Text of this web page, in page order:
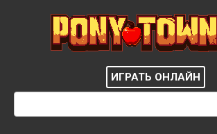
ИГРАТЬ ОНЛАЙН